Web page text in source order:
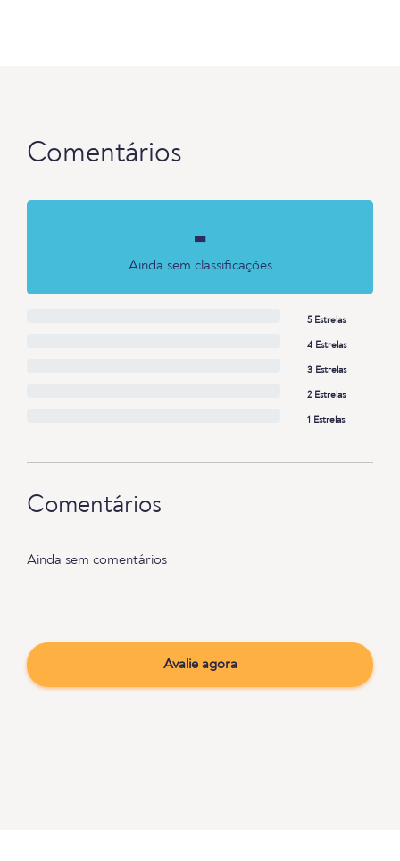
Comentários
-
Ainda sem classificações
5 Estrelas
4 Estrelas
3 Estrelas
2 Estrelas
1 Estrelas
Comentários
Ainda sem comentários
Avalie agora